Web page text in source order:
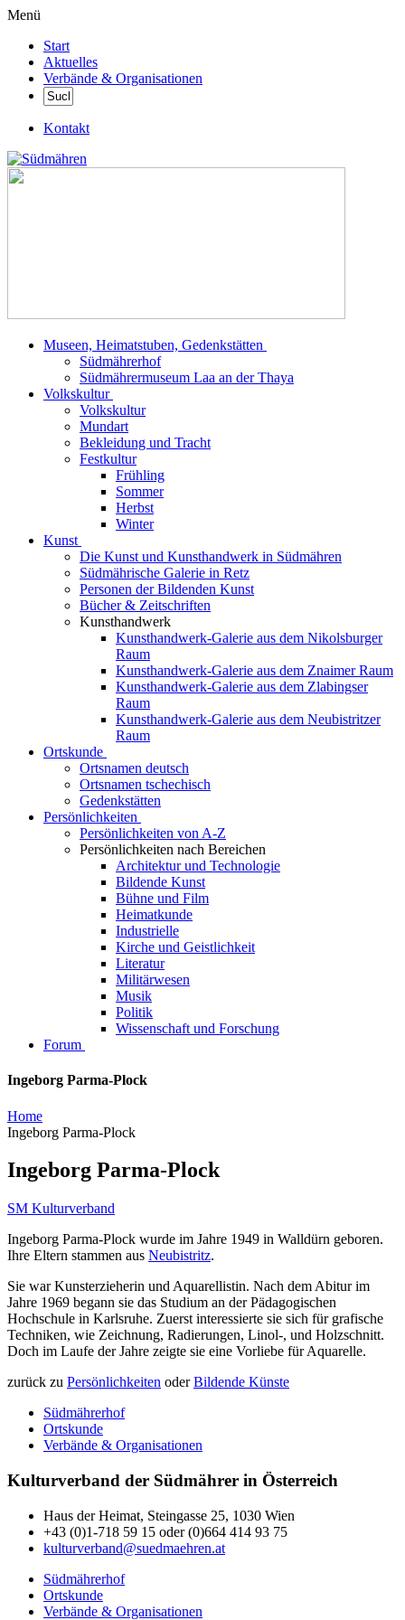
Menü
Start
Aktuelles
Verbände & Organisationen
Kontakt
Museen, Heimatstuben, Gedenkstätten
Südmährerhof
Südmährermuseum Laa an der Thaya
Volkskultur
Volkskultur
Mundart
Bekleidung und Tracht
Festkultur
Frühling
Sommer
Herbst
Winter
Kunst
Die Kunst und Kunsthandwerk in Südmähren
Südmährische Galerie in Retz
Personen der Bildenden Kunst
Bücher & Zeitschriften
Kunsthandwerk
Kunsthandwerk-Galerie aus dem Nikolsburger
Raum
Kunsthandwerk-Galerie aus dem Znaimer Raum
Kunsthandwerk-Galerie aus dem Zlabingser
Raum
Kunsthandwerk-Galerie aus dem Neubistritzer
Raum
Ortskunde
Ortsnamen deutsch
Ortsnamen tschechisch
Gedenkstätten
Persönlichkeiten
Persönlichkeiten von A-Z
Persönlichkeiten nach Bereichen
Architektur und Technologie
Bildende Kunst
Bühne und Film
Heimatkunde
Industrielle
Kirche und Geistlichkeit
Literatur
Militärwesen
Musik
Politik
Wissenschaft und Forschung
Forum
Ingeborg Parma-Plock
Home
Ingeborg Parma-Plock
Ingeborg Parma-Plock
SM Kulturverband
Ingeborg Parma-Plock wurde im Jahre 1949 in Walldürn geboren.
Ihre Eltern stammen aus Neubistritz.
Sie war Kunsterzieherin und Aquarellistin. Nach dem Abitur im
Jahre 1969 begann sie das Studium an der Pädagogischen
Hochschule in Karlsruhe. Zuerst interessierte sie sich für grafische
Techniken, wie Zeichnung, Radierungen, Linol-, und Holzschnitt.
Doch im Laufe der Jahre zeigte sie eine Vorliebe für Aquarelle.
zurück zu Persönlichkeiten oderBildende Künste
Südmährerhof
Ortskunde
Verbände & Organisationen
Kulturverband der Südmährer in Österreich
Haus der Heimat, Steingasse 25, 1030 Wien
+43 (0)1-718 59 15 oder (0)664 414 93 75
kulturverband@suedmaehren.at
Südmährerhof
Ortskunde
Verbände & Organisationen